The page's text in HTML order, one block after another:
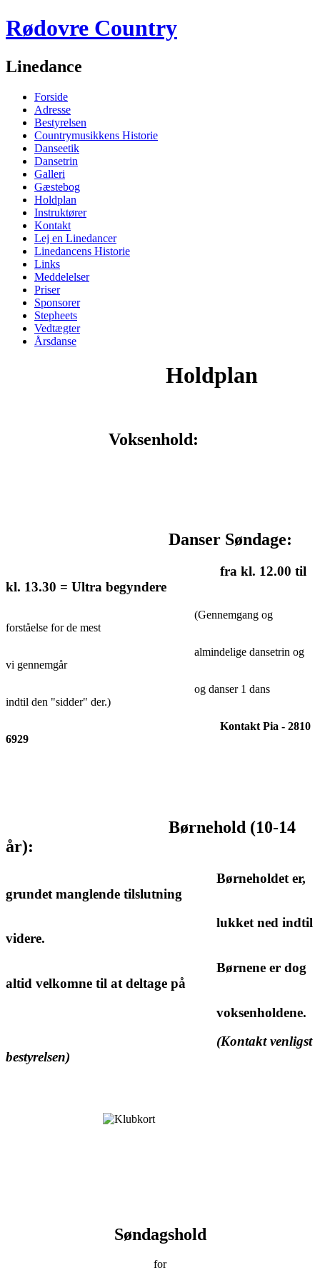
Rødovre Country
Linedance
Forside
Adresse
Bestyrelsen
Countrymusikkens Historie
Danseetik
Dansetrin
Galleri
Gæstebog
Holdplan
Instruktører
Kontakt
Lej en Linedancer
Linedancens Historie
Links
Meddelelser
Priser
Sponsorer
Stepheets
Vedtægter
Årsdanse
Holdplan
Voksenhold:
Danser Søndage:
fra kl. 12.00 til
kl. 13.30 = Ultra begyndere
(Gennemgang og
forståelse for de mest
almindelige dansetrin og
vi gennemgår
og danser 1 dans
indtil den "sidder" der.)
Kontakt Pia - 2810
6929
Børnehold (10-14
år):
Børneholdet er,
grundet manglende tilslutning
lukket ned indtil
videre.
Børnene er dog
altid velkomne til at deltage på
voksenholdene.
(Kontakt venligst
bestyrelsen)
Søndagshold
for